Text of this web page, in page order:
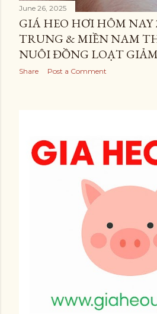
June 26, 2025
GIÁ HEO HƠI HÔM NAY
TRUNG & MIỀN NAM
NUÔI ĐỒNG LOẠT
Share Post a Comment